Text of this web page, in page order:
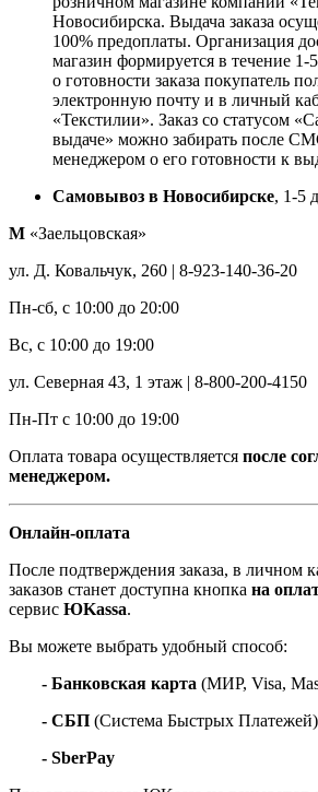
Новосибирска. Выдача заказа
100% предоплаты. Организация
магазин формируется в течение
о готовности заказа покупатель
электронную почту и в личный
«Текстилии». Заказ со статусом
выдаче» можно забирать после
менеджером о его готовности к
Самовывоз в Новосибирске, 1-5
М «Заельцовская»
ул. Д. Ковальчук, 260 | 8-923-140-36-20
Пн-сб, с 10:00 до 20:00
Вс, с 10:00 до 19:00
ул. Северная 43, 1 этаж | 8-800-200-4150
Пн-Пт с 10:00 до 19:00
Оплата товара осуществляется после
менеджером.
Онлайн-оплата
После подтверждения заказа, в личном
заказов станет доступна кнопка на
сервис ЮKassa.
Вы можете выбрать удобный способ:
- Банковская карта (МИР, Visa,
- СБП (Система Быстрых Платежей)
- SberPay